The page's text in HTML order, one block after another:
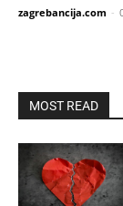
zagrebancija.com -
MOST READ